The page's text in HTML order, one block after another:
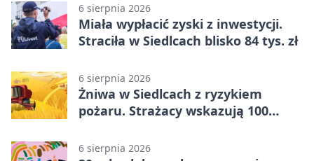
6 sierpnia 2026
Miała wypłacić zyski z inwestycji.
Straciła w Siedlcach blisko 84 tys. zł
6 sierpnia 2026
Żniwa w Siedlcach z ryzykiem
pożaru. Strażacy wskazują 100
6 sierpnia 2026